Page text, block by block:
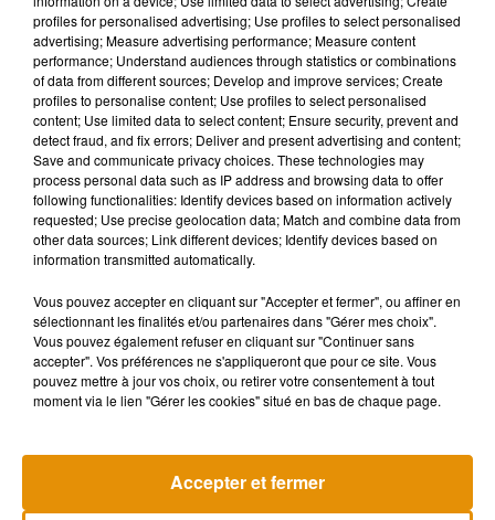
légèrement blessé à la tête. Pour éviter d’être réprimandés
par leurs parents, les deux enfants avaient alors tu l’incident.
Par chance, la blessure n’était que superficielle et la balle
n’avait atteint aucune artère…
Musique
7 août 2026
Madonna sort enfin le remix de « Love
Sensation » avec Kylie Minogue
7 août 2026
profiles for personalised advertising; Use profiles to select personalised
advertising; Measure advertising performance; Measure content
performance; Understand audiences through statistics or combinations
of data from different sources; Develop and improve services; Create
profiles to personalise content; Use profiles to select personalised
content; Use limited data to select content; Ensure security, prevent and
detect fraud, and fix errors; Deliver and present advertising and content;
Save and communicate privacy choices. These technologies may
process personal data such as IP address and browsing data to offer
following functionalities: Identify devices based on information actively
requested; Use precise geolocation data; Match and combine data from
other data sources; Link different devices; Identify devices based on
information transmitted automatically.
Vous pouvez accepter en cliquant sur "Accepter et fermer", ou affiner en
sélectionnant les finalités et/ou partenaires dans "Gérer mes choix".
Vous pouvez également refuser en cliquant sur "Continuer sans
accepter". Vos préférences ne s'appliqueront que pour ce site. Vous
pouvez mettre à jour vos choix, ou retirer votre consentement à tout
moment via le lien "Gérer les cookies" situé en bas de chaque page.
Accepter et fermer